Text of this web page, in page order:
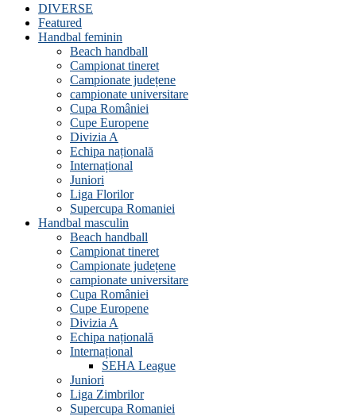
DIVERSE
Featured
Handbal feminin
Beach handball
Campionat tineret
Campionate județene
campionate universitare
Cupa României
Cupe Europene
Divizia A
Echipa națională
Internațional
Juniori
Liga Florilor
Supercupa Romaniei
Handbal masculin
Beach handball
Campionat tineret
Campionate județene
campionate universitare
Cupa României
Cupe Europene
Divizia A
Echipa națională
Internațional
SEHA League
Juniori
Liga Zimbrilor
Supercupa Romaniei